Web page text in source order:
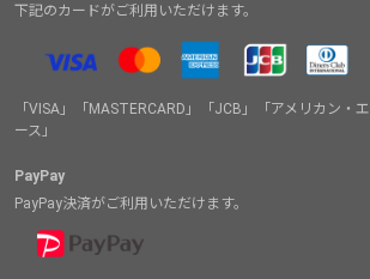
下記のカードがご利用いただけます。
「VISA」「MASTERCARD」「JCB」「アメリカン・
ース」
PayPay
PayPay決済がご利用いただけます。